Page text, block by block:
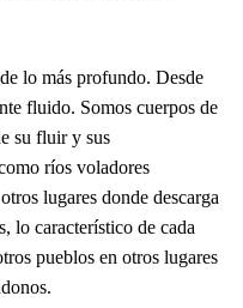
lo más profundo. Desde
fluido. Somos cuerpos de
su fluir y sus
ríos voladores
lugares donde descarga
lo característico de cada
pueblos en otros lugares